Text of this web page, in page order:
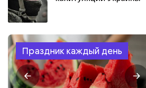
Праздник каждый день